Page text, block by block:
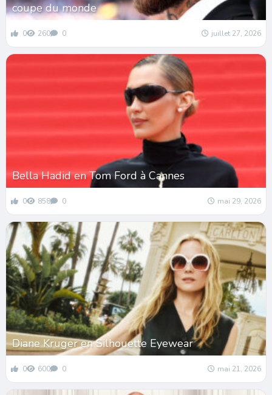
coupe du monde
0 260 0 juillet 27, 2026
Bella Hadid en Tom Ford à Cannes
0 858 0 mai 29, 2026
Diane Kruger en Silhouette Eyewear
0 600 0 mai 21, 2026